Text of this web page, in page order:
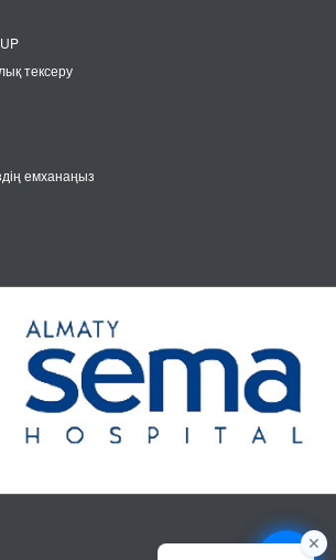
тексеру
емханаңыз